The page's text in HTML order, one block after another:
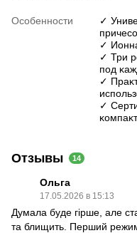
Особенности
✓
✓
✓ Три
под
✓
✓
Отзывы 14
Ольга
17.05.2026 в 15:13
Думала буде гірше, але
та блищить. Перший